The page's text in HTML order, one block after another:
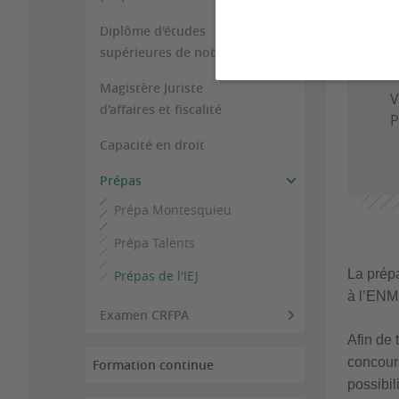
Diplôme d'études
supérieures de notariat
Magistère Juriste
d'affaires et fiscalité
Capacité en droit
Prépas
Prépa Montesquieu
Prépa Talents
Prépas de l'IEJ
Examen CRFPA
Formation continue
La
à
Afin de